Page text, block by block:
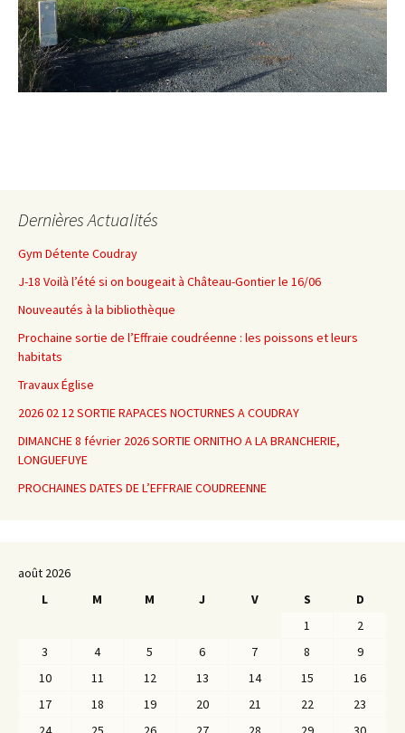
Dernières Actualités
Gym Détente Coudray
J-18 Voilà l’été si on bougeait à Château-Gontier le 16/06
Nouveautés à la bibliothèque
Prochaine sortie de l’Effraie coudréenne : les poissons et leurs
habitats
Travaux Église
2026 02 12 SORTIE RAPACES NOCTURNES A COUDRAY
DIMANCHE 8 février 2026 SORTIE ORNITHO A LA BRANCHERIE,
LONGUEFUYE
PROCHAINES DATES DE L’EFFRAIE COUDREENNE
août 2026
L
M M J V S
D
1
2
3
4 5 6 7 8
9
10
11 12 13 14 15
16
17
18 19 20 21 22
23